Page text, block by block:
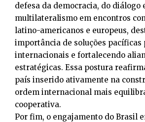
defesa da democracia, do diálogo
multilateralismo em encontros
latino-americanos e europeus,
importância de soluções pacíficas
internacionais e fortalecendo
estratégicas. Essa postura
país inserido ativamente na
ordem internacional mais
cooperativa.
Por fim, o engajamento do Brasil